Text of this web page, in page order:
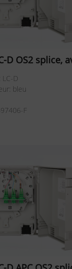
D OS2 splice,
D
bleu
F